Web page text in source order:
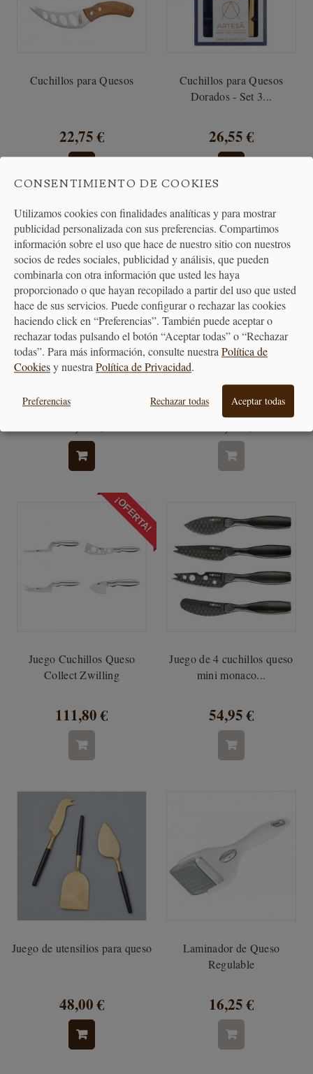
Cuchillos para Quesos
22,75 €
Cuchillos para Quesos
Dorados - Set 3...
26,55 €
Girolle para Cortar Tête de
37,85 €
Juego cuchillos de queso
Billie en madera...
25,60 €
¡OFERTA!
Juego Cuchillos Queso
Collect Zwilling
111,80 €
Juego de 4 cuchillos queso
mini monaco...
54,95 €
Juego de utensilios para queso
48,00 €
Laminador de Queso
Regulable
16,25 €
CONSENTIMIENTO DE COOKIES
Utilizamos cookies con finalidades analíticas y para mostrar
publicidad personalizada con sus preferencias. Compartimos
información sobre el uso que hace de nuestro sitio con nuestros
socios de redes sociales, publicidad y análisis, que pueden
combinarla con otra información que usted les haya
proporcionado o que hayan recopilado a partir del uso que usted
hace de sus servicios. Puede configurar o rechazar las cookies
haciendo click en “Preferencias”. También puede aceptar o
rechazar todas pulsando el botón “Aceptar todas” o “Rechazar
todas”. Para más información, consulte nuestraPolítica de
Cookiesy nuestraPolítica de Privacidad.
Preferencias Rechazar todas Aceptar todas